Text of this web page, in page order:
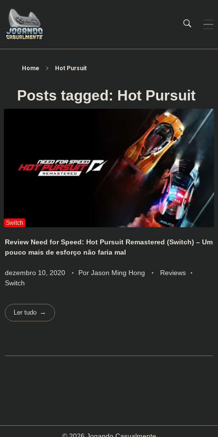
Home Hot Pursuit
Posts tagged: Hot Pursuit
Review Need for Speed: Hot Pursuit Remastered (Switch) – Um
pouco mais de esforço não faria mal
dezembro 10, 2020 Por Jason Ming Hong
Reviews
Switch
Ler tudo